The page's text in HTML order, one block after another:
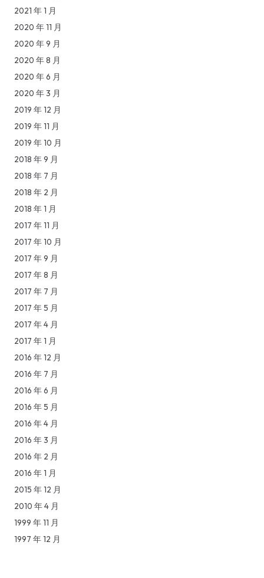
2021 年 1 月
2020 年 11 月
2020 年 9 月
2020 年 8 月
2020 年 6 月
2020 年 3 月
2019 年 12 月
2019 年 11 月
2019 年 10 月
2018 年 9 月
2018 年 7 月
2018 年 2 月
2018 年 1 月
2017 年 11 月
2017 年 10 月
2017 年 9 月
2017 年 8 月
2017 年 7 月
2017 年 5 月
2017 年 4 月
2017 年 1 月
2016 年 12 月
2016 年 7 月
2016 年 6 月
2016 年 5 月
2016 年 4 月
2016 年 3 月
2016 年 2 月
2016 年 1 月
2015 年 12 月
2010 年 4 月
1999 年 11 月
1997 年 12 月